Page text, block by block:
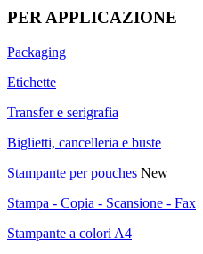
PER APPLICAZIONE
Packaging
Etichette
Transfer e serigrafia
Biglietti, cancelleria e buste
Stampante per pouches New
Stampa - Copia - Scansione - Fax
Stampante a colori A4